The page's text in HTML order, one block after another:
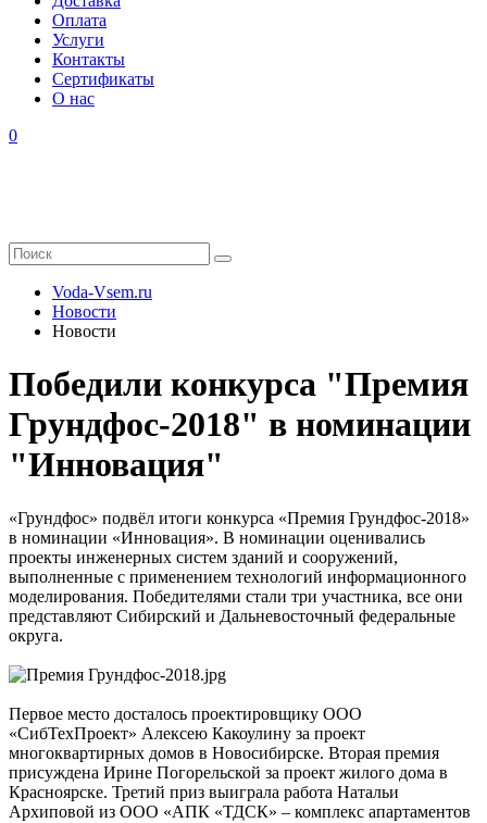
Оплата
Услуги
Контакты
Cертификаты
О нас
0
Voda-Vsem.ru
Новости
Новости
Победили конкурса "Премия
Грундфос-2018" в номинации
"Инновация"
«Грундфос» подвёл итоги конкурса «Премия Грундфос-2018»
в номинации «Инновация». В номинации оценивались
проекты инженерных систем зданий и сооружений,
выполненные с применением технологий информационного
моделирования. Победителями стали три участника, все они
представляют Сибирский и Дальневосточный федеральные
округа.
Первое место досталось проектировщику ООО
«СибТехПроект» Алексею Какоулину за проект
многоквартирных домов в Новосибирске. Вторая премия
присуждена Ирине Погорельской за проект жилого дома в
Красноярске. Третий приз выиграла работа Натальи
Архиповой из ООО «АПК «ТДСК» – комплекс апартаментов